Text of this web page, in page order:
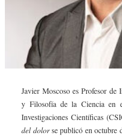
Javier Moscoso es Profesor de
y Filosofía de la Ciencia en
Investigaciones Científicas
del dolorse publicó en octubre